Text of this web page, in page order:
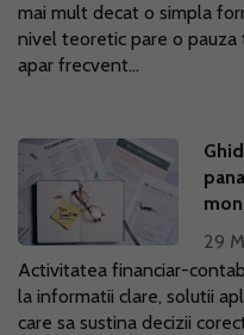
mai mult decat o simpla
nivel teoretic pare o
apar frecvent...
29
Activitatea financiar-
la informatii clare, solutii
care sa sustina decizii